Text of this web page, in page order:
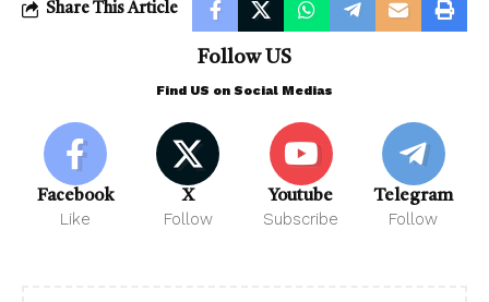
Share This Article
Follow US
Find US on Social Medias
Facebook
Like
X
Follow
Youtube
Subscribe
Telegram
Follow